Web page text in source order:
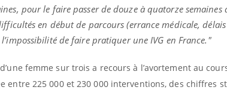
pour le faire passer de douze à quatorze semaines
en début de parcours (errance médicale,
de faire pratiquer une IVG en France."
femme sur trois a recours à l’avortement au
entre 225 000 et 230 000 interventions, des chiffres